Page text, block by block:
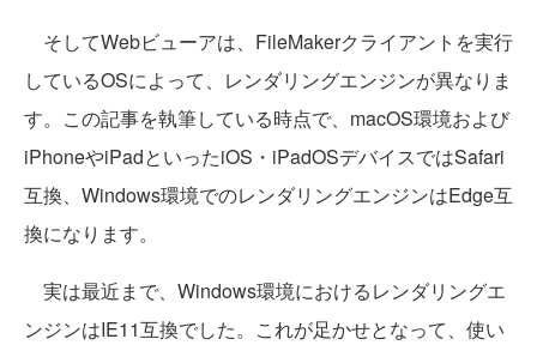
そしてWebビューアは、FileMakerクライアントを実行
しているOSによって、レンダリングエンジンが異なりま
す。この記事を執筆している時点で、macOS環境および
iPhoneやiPadといったiOS・iPadOSデバイスではSafari
互換、Windows環境でのレンダリングエンジンはEdge互
換になります。
実は最近まで、Windows環境におけるレンダリングエ
ンジンはIE11互換でした。これが足かせとなって、使い